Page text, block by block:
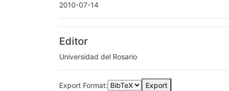
2010-07-14
Editor
Universidad del Rosario
Export Format: Export